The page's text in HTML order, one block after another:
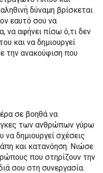
δύναμη βρίσκεται
εαυτό σου να
να αφήνει πίσω ό,τι δεν
και να δημιουργεί
την ανακούφιση που
σε βοηθά να
των ανθρώπων γύρω
δημιουργεί σχέσεις
και κατανόηση. Νιώσε
που στηρίζουν την
σου στη συνεργασία.